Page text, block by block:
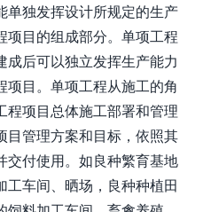
单独发挥设计所规定的生产
项目的组成部分。单项工程
成后可以独立发挥生产能力
目。单项工程从施工的角
程项目总体施工部署和管理
目管理方案和目标，依照其
交付使用。如良种繁育基地
车间、晒场，良种种植田